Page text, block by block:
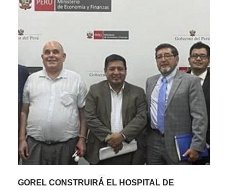
GOREL CONSTRUIRÁ EL HOSPITAL DE